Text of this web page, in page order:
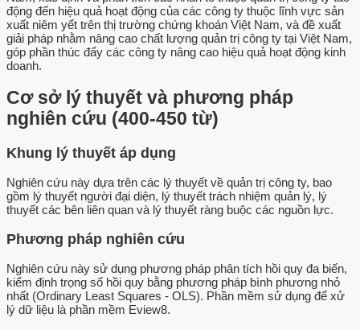
động đến hiệu quả hoạt động của các công ty thuộc lĩnh vực sản
xuất niêm yết trên thị trường chứng khoán Việt Nam, và đề xuất
giải pháp nhằm nâng cao chất lượng quản trị công ty tại Việt Nam,
góp phần thúc đẩy các công ty nâng cao hiệu quả hoạt động kinh
doanh.
Cơ sở lý thuyết và phương pháp
nghiên cứu (400-450 từ)
Khung lý thuyết áp dụng
Nghiên cứu này dựa trên các lý thuyết về quản trị công ty, bao
gồm lý thuyết người đại diện, lý thuyết trách nhiệm quản lý, lý
thuyết các bên liên quan và lý thuyết ràng buộc các nguồn lực.
Phương pháp nghiên cứu
Nghiên cứu này sử dụng phương pháp phân tích hồi quy đa biến,
kiểm định trọng số hồi quy bằng phương pháp bình phương nhỏ
nhất (Ordinary Least Squares - OLS). Phần mềm sử dụng để xử
lý dữ liệu là phần mềm Eview8.